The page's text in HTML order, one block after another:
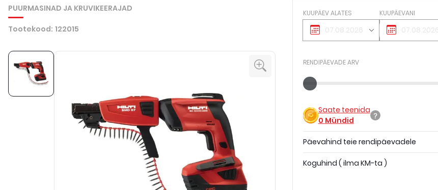
PUURMASINAD JA KRUVIKEERAJAD
Tootekood: 122015
KUUPÄEV ALATES KUUPÄEVANI
RENDIPÄEVADE ARV
Saate teenida
0 Mündid
Päevahind teie rendipäevadele
Koguhind ( ilma KM-ta )